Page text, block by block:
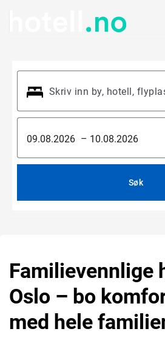
–
Søk
Familievennlige
Oslo – bo
med hele